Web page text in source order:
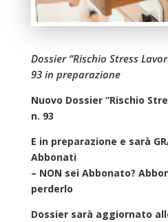
Dossier “Rischio Stress
93 in preparazione
Nuovo Dossier “Rischio
n. 93
E in preparazione e sarà
Abbonati
– NON sei Abbonato?
perderlo
Dossier sarà aggiornato alle